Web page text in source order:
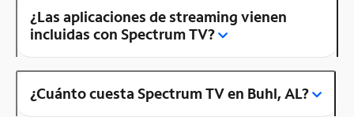
¿Las aplicaciones de streaming vienen
incluidas con Spectrum TV?
¿Cuánto cuesta Spectrum TV en Buhl, AL?